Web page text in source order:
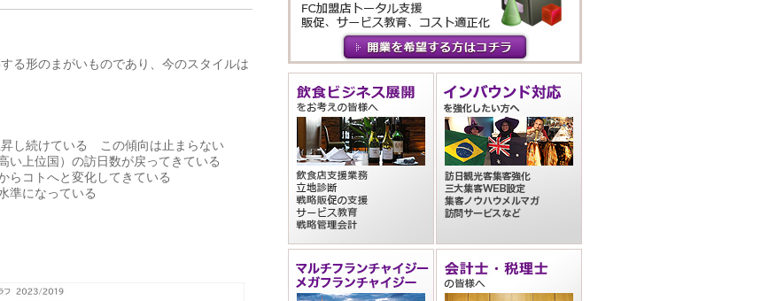
る形のまがいものであり、今のスタイルは
し続けている この傾向は止まらない
い上位国）の訪日数が戻ってきている
らコトへと変化してきている
準になっている